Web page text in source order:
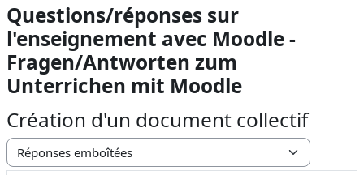
Questions/réponses sur
l'enseignement avec Moodle -
Fragen/Antworten zum
Unterrichen mit Moodle
Création d'un document collectif
Type d’affichage